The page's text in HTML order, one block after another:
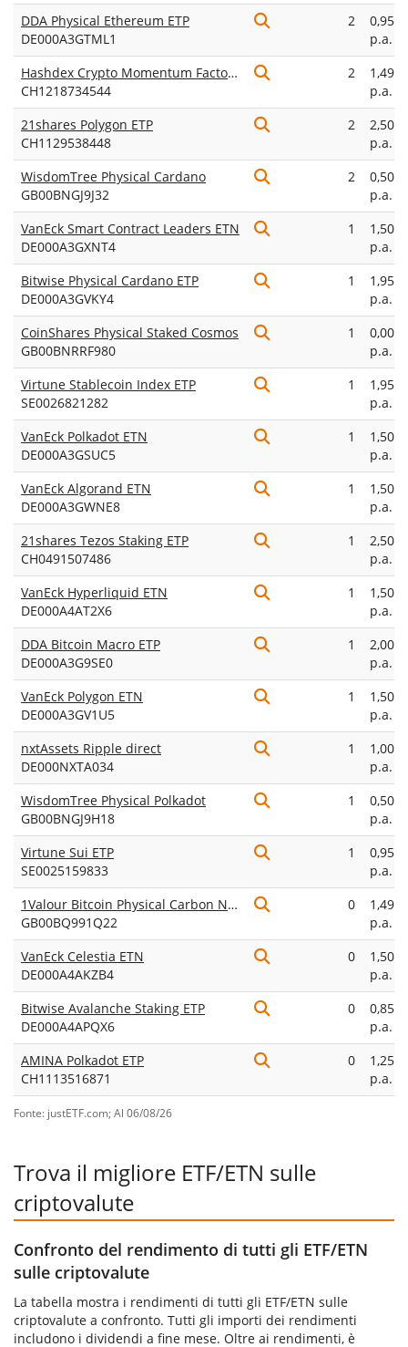
DDA Physical Ethereum ETP
DE000A3GTML1
2
0,95%
p.a.
Hashdex Crypto Momentum Factor ETN
CH1218734544
2
1,49%
p.a.
21shares Polygon ETP
CH1129538448
2
2,50%
p.a.
WisdomTree Physical Cardano
GB00BNGJ9J32
2
0,50%
p.a.
VanEck Smart Contract Leaders ETN
DE000A3GXNT4
1
1,50%
p.a.
Bitwise Physical Cardano ETP
DE000A3GVKY4
1
1,95%
p.a.
CoinShares Physical Staked Cosmos
GB00BNRRF980
1
0,00%
p.a.
Virtune Stablecoin Index ETP
SE0026821282
1
1,95%
p.a.
VanEck Polkadot ETN
DE000A3GSUC5
1
1,50%
p.a.
VanEck Algorand ETN
DE000A3GWNE8
1
1,50%
p.a.
21shares Tezos Staking ETP
CH0491507486
1
2,50%
p.a.
VanEck Hyperliquid ETN
DE000A4AT2X6
1
1,50%
p.a.
DDA Bitcoin Macro ETP
DE000A3G9SE0
1
2,00%
p.a.
VanEck Polygon ETN
DE000A3GV1U5
1
1,50%
p.a.
nxtAssets Ripple direct
DE000NXTA034
1
1,00%
p.a.
WisdomTree Physical Polkadot
GB00BNGJ9H18
1
0,50%
p.a.
Virtune Sui ETP
SE0025159833
1
0,95%
p.a.
1Valour Bitcoin Physical Carbon Neutral
GB00BQ991Q22
0
1,49%
p.a.
VanEck Celestia ETN
DE000A4AKZB4
0
1,50%
p.a.
Bitwise Avalanche Staking ETP
DE000A4APQX6
0
0,85%
p.a.
AMINA Polkadot ETP
CH1113516871
0
1,25%
p.a.
Fonte: justETF.com; Al 06/08/26
Trova il migliore ETF/ETN sulle
criptovalute
Confronto del rendimento di tutti gli ETF/ETN
sulle criptovalute
La tabella mostra i rendimenti di tutti gli ETF/ETN sulle
criptovalute a confronto. Tutti gli importi dei rendimenti
includono i dividendi a fine mese. Oltre ai rendimenti, è